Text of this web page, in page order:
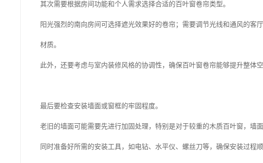
其次需要根据房间功能和个人需求选择合适的百叶窗卷帘类型。
阳光强烈的南向房间可选择遮光效果好的卷帘；需要调节光线和通风的客
材质。
此外，还要考虑与室内装修风格的协调性，确保百叶窗卷帘能够提升整体空
最后要检查安装墙面或窗框的牢固程度。
老旧的墙面可能需要先进行加固处理，特别是对于较重的木质百叶窗，墙
同时准备好所需的安装工具，如电钻、水平仪、螺丝刀等，确保安装过程顺